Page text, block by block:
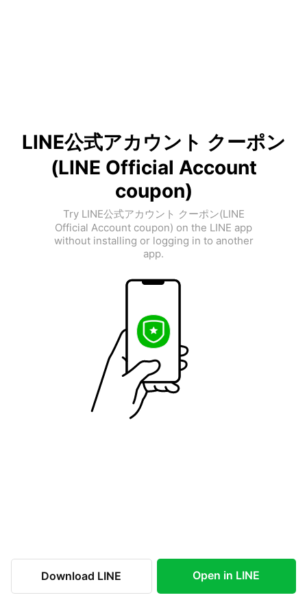
LINE公式アカウント クーポン
(LINE Official Account
coupon)
Try LINE公式アカウント クーポン(LINE
Official Account coupon) on the LINE app
without installing or logging in to another
app.
Download LINE Open in LINE